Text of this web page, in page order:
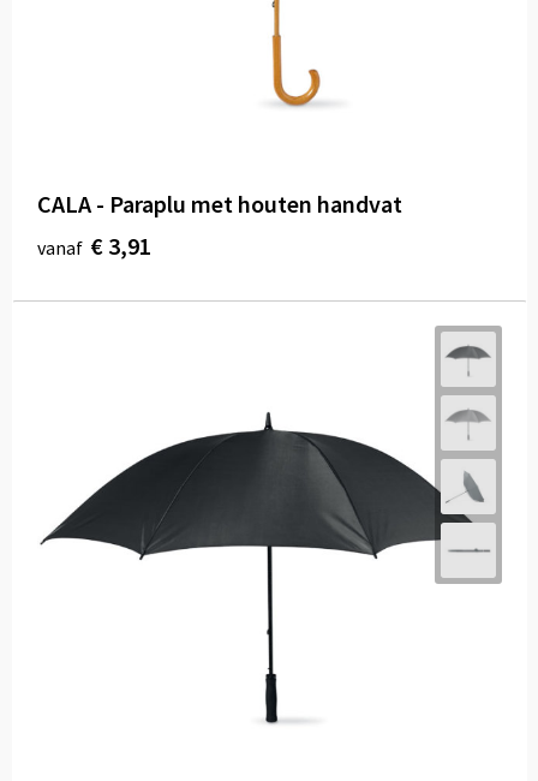
CALA - Paraplu met houten handvat
vanaf € 3,91